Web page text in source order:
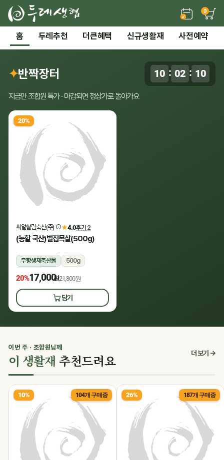
0
홈 두레추천 더큰혜택 신규생활재 사전예약
시즌기획
말복 더위까지! 끝장 보양 특가
든든한 간편 보양식 →
‹ ›
2 / 7 전체 보기
0
✦반짝장터 10 : 02 : 09
지금만 조합원 특가 · 마감되면 정상가로 돌아가요
20%
씨알살림축산(주) ★4.0후기 2
(농할 국산)벌집목살(500g)
무항생제축산물
500g
냉장
20%17,000원21,300원
담기
이번 주 · 조합원님께
이 생활재 추천드려요 더 보기 →
10% 104개 구매중 26% 187개 구매중